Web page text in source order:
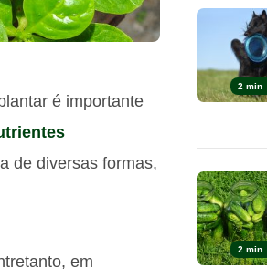
é importante
de diversas formas,
em
2 min
2 min